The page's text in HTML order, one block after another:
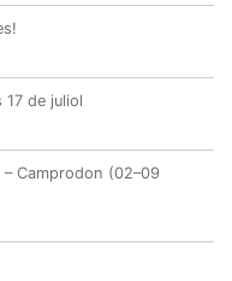
de juliol
Camprodon (02–09